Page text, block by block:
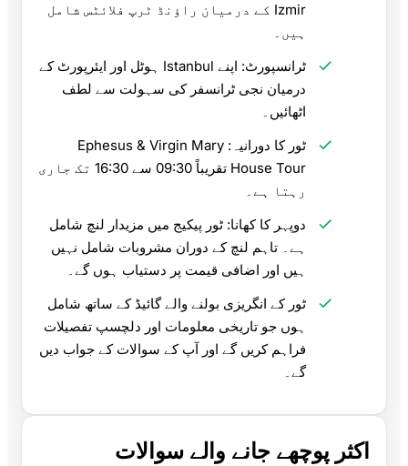
Izmir کے درمیان راؤنڈ ٹرپ فلائٹس شامل
ہیں۔
ٹرانسپورٹ: اپنے Istanbul ہوٹل اور ایئرپورٹ کے
درمیان نجی ٹرانسفر کی سہولت سے لطف
اٹھائیں۔
ٹور کا دورانیہ: Ephesus & Virgin Mary
House Tour تقریباً 09:30 سے 16:30 تک جاری
رہتا ہے۔
دوپہر کا کھانا: ٹور پیکیج میں مزیدار لنچ شامل
ہے۔ تاہم لنچ کے دوران مشروبات شامل نہیں
ہیں اور اضافی قیمت پر دستیاب ہوں گے۔
ٹور کے انگریزی بولنے والے گائیڈ کے ساتھ شامل
ہوں جو تاریخی معلومات اور دلچسپ تفصیلات
فراہم کریں گے اور آپ کے سوالات کے جواب دیں
گے۔
اکثر پوچھے جانے والے سوالات